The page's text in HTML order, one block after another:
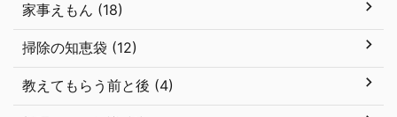
家事えもん (18)
掃除の知恵袋 (12)
教えてもらう前と後 (4)